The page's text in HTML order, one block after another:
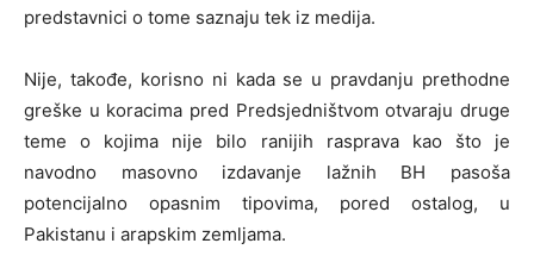
predstavnici o tome saznaju tek iz medija.
Nije, takođe, korisno ni kada se u pravdanju prethodne
greške u koracima pred Predsjedništvom otvaraju druge
teme o kojima nije bilo ranijih rasprava kao što je
navodno masovno izdavanje lažnih BH pasoša
potencijalno opasnim tipovima, pored ostalog, u
Pakistanu i arapskim zemljama.